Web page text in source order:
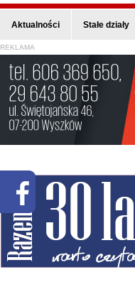
Aktualności Stałe działy
REKLAMA